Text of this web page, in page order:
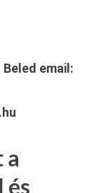
Beled email:
a
és